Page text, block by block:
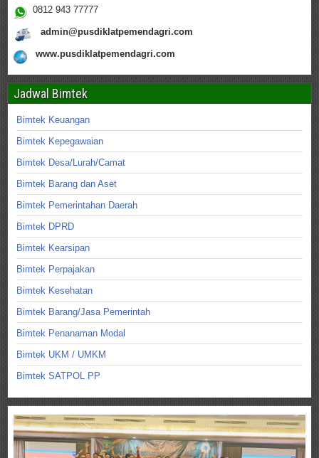
0812 943 77777
admin@pusdiklatpemendagri.com
www.pusdiklatpemendagri.com
Jadwal Bimtek
Bimtek Keuangan
Bimtek Kepegawaian
Bimtek Desa/Lurah/Camat
Bimtek Barang dan Aset
Bimtek Pemerintahan Daerah
Bimtek DPRD
Bimtek Kearsipan
Bimtek Perpajakan
Bimtek Kesehatan
Bimtek Barang/Jasa Pemerintah
Bimtek Penanaman Modal
Bimtek UKM / UMKM
Bimtek SATPOL PP